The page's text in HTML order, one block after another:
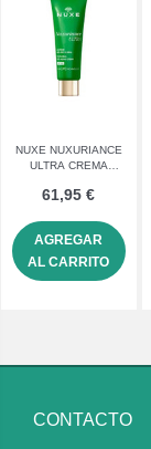
NUXE NUXURIANCE
ULTRA CREMA
SPF 30 1 TUBO 5061,95 €
AGREGAR
AL CARRITO
CONTACTO